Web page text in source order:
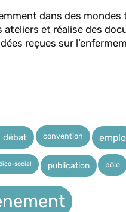
dans des mondes
et réalise des
reçues sur
débat convention
social publication pôle